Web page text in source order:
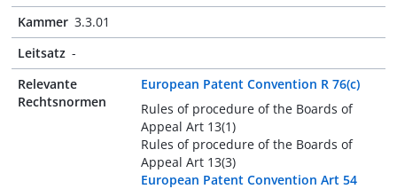
Kammer 3.3.01
Leitsatz -
Relevante
Rechtsnormen
European Patent Convention R 76(c)
Rules of procedure of the Boards of
Appeal Art 13(1)
Rules of procedure of the Boards of
Appeal Art 13(3)
European Patent Convention Art 54